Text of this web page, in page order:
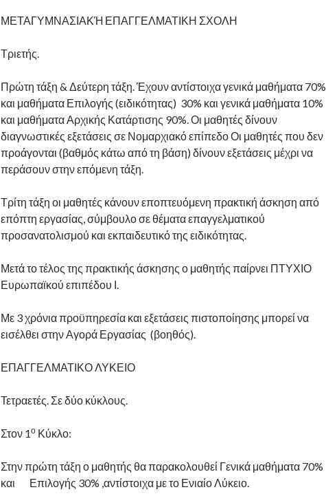
ΜΕΤΑΓΥΜΝΑΣΙΑΚΉ ΕΠΑΓΓΕΛΜΑΤΙΚΗ ΣΧΟΛΗ
Τριετής.
Πρώτη τάξη & Δεύτερη τάξη. Έχουν αντίστοιχα γενικά μαθήματα 70%
και μαθήματα Επιλογής (ειδικότητας) 30% και γενικά μαθήματα 10%
και μαθήματα Αρχικής Κατάρτισης 90%. Οι μαθητές δίνουν
διαγνωστικές εξετάσεις σε Νομαρχιακό επίπεδο Οι μαθητές που δεν
προάγονται (βαθμός κάτω από τη βάση) δίνουν εξετάσεις μέχρι να
περάσουν στην επόμενη τάξη.
Τρίτη τάξη οι μαθητές κάνουν εποπτευόμενη πρακτική άσκηση από
επόπτη εργασίας, σύμβουλο σε θέματα επαγγελματικού
προσανατολισμού και εκπαιδευτικό της ειδικότητας.
Μετά το τέλος της πρακτικής άσκησης ο μαθητής παίρνει ΠΤΥΧΙΟ
Ευρωπαϊκού επιπέδου Ι.
Με 3 χρόνια προϋπηρεσία και εξετάσεις πιστοποίησης μπορεί να
εισέλθει στην Αγορά Εργασίας (βοηθός).
ΕΠΑΓΓΕΛΜΑΤΙΚΟ ΛΥΚΕΙΟ
Τετραετές. Σε δύο κύκλους.
Στον 1ο Κύκλο:
Στην πρώτη τάξη ο μαθητής θα παρακολουθεί Γενικά μαθήματα 70%
και Επιλογής 30% ,αντίστοιχα με το Ενιαίο Λύκειο.